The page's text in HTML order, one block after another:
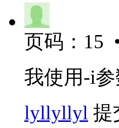
页码：15
我使用-i
lyllyllyl 提